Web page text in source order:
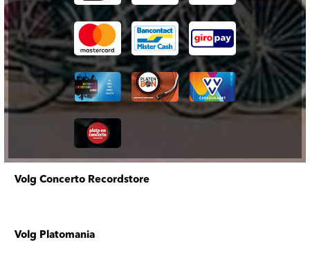
Volg Concerto Recordstore
Volg Platomania